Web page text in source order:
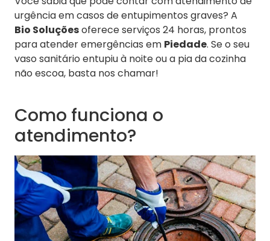
urgência em casos de entupimentos graves? A
Bio Soluçõesoferece serviços 24 horas, prontos
para atender emergências em Piedade. Se o seu
vaso sanitário entupiu à noite ou a pia da cozinha
não escoa, basta nos chamar!
Como funciona o
atendimento?